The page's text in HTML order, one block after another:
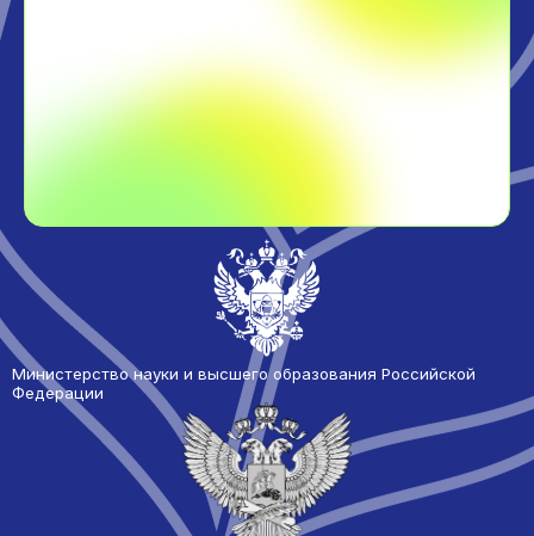
Министерство науки и высшего образования Российской
Федерации